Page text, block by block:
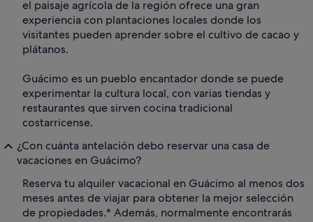
el paisaje agrícola de la región ofrece una gran
experiencia con plantaciones locales donde los
visitantes pueden aprender sobre el cultivo de cacao y
plátanos.
Guácimo es un pueblo encantador donde se puede
experimentar la cultura local, con varias tiendas y
restaurantes que sirven cocina tradicional
costarricense.
¿Con cuánta antelación debo reservar una casa de
vacaciones en Guácimo?
Reserva tu alquiler vacacional en Guácimo al menos dos
meses antes de viajar para obtener la mejor selección
de propiedades.* Además, normalmente encontrarás